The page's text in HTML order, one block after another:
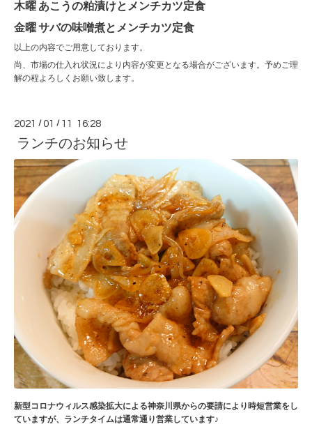
木曜 あこうの粕漬けとメンチカツ定食
金曜 サバの味噌煮とメンチカツ定食
以上の内容でご用意しております。
尚、市場の仕入れ状況により内容が変更となる場合がございます。予めご理
解の程よろしくお願い致します。
2021 /01 / 11 16:28
ランチのお知らせ
新型コロナウィルス感染拡大による神奈川県からの要請により時短営業をし
ていますが、ランチタイムは通常通り営業しています♪